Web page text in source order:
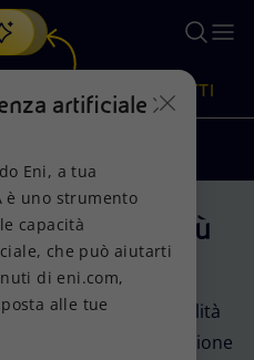
soluzione di intelligenza
PRODOTTI
più
energia
il principio di neutralità
la transizione
artificiale
Eni, a tua
è uno strumento
capacità
che può aiutarti
di eni.com,
alle tue